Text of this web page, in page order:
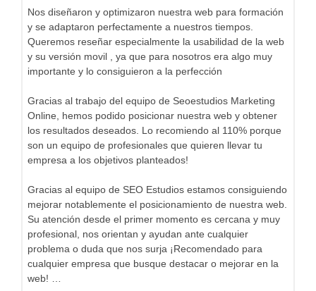
Nos diseñaron y optimizaron nuestra web para formación
y se adaptaron perfectamente a nuestros tiempos.
Queremos reseñar especialmente la usabilidad de la web
y su versión movil , ya que para nosotros era algo muy
importante y lo consiguieron a la perfección
Gracias al trabajo del equipo de Seoestudios Marketing
Online, hemos podido posicionar nuestra web y obtener
los resultados deseados. Lo recomiendo al 110% porque
son un equipo de profesionales que quieren llevar tu
empresa a los objetivos planteados!
Gracias al equipo de SEO Estudios estamos consiguiendo
mejorar notablemente el posicionamiento de nuestra web.
Su atención desde el primer momento es cercana y muy
profesional, nos orientan y ayudan ante cualquier
problema o duda que nos surja ¡Recomendado para
cualquier empresa que busque destacar o mejorar en la
web! …